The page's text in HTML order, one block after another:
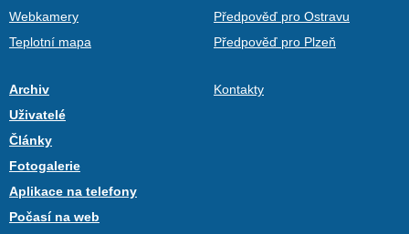
Webkamery
Teplotní mapa
Předpověď pro Ostravu
Předpověď pro Plzeň
Archiv
Uživatelé
Články
Fotogalerie
Aplikace na telefony
Počasí na web
Kontakty